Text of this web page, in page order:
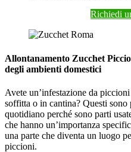
Richiedi
Allontanamento Zucchet
degli ambienti domestici
Avete un’infestazione da
soffitta o in cantina? Questi
quotidiano perché sono parti
che hanno un’importanza
una parte che diventa un luogo
piccioni.